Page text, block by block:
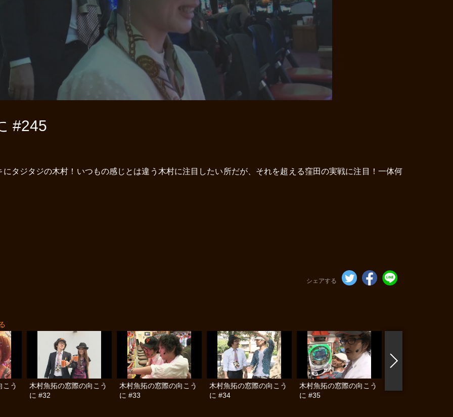
#245
タジタジの木村！いつもの感じとは違う木村に注目したい所だが、それを超える窪田の実戦に注目！一体何
シェアする
こう
木村魚拓の窓際の向こう
に #32
木村魚拓の窓際の向こう
に #33
木村魚拓の窓際の向こう
に #34
木村魚拓の窓際の向こう
に #35